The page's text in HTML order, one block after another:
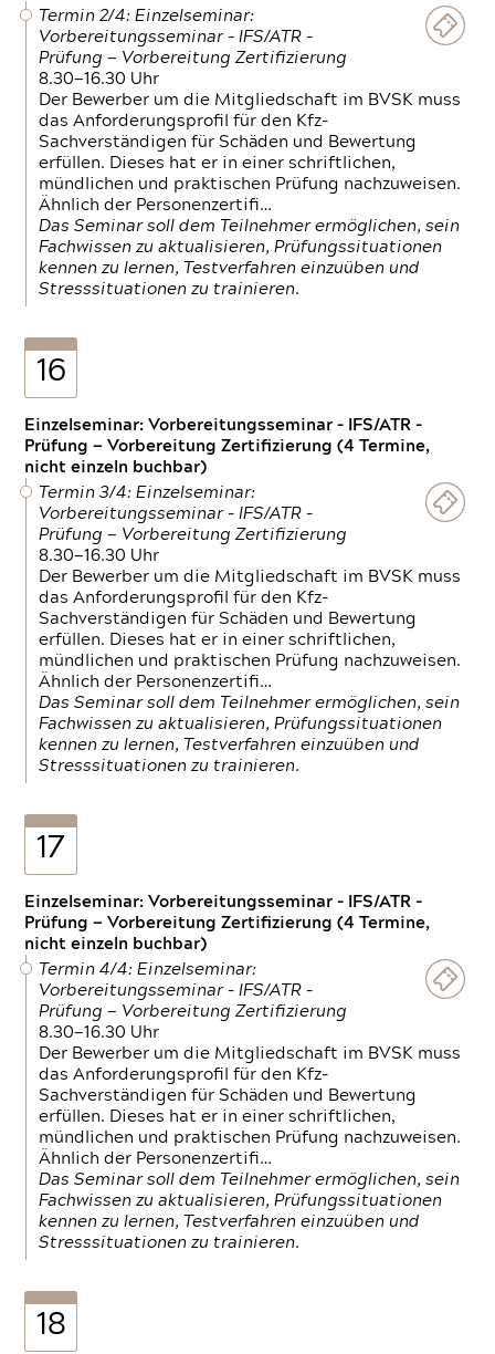
Termin 2/4: Einzelseminar:
Vorbereitungsseminar - IFS/ATR -
Prüfung — Vorbereitung Zertifizierung
8.30—16.30 Uhr
Der Bewerber um die Mitgliedschaft im BVSK muss
das Anforderungsprofil für den Kfz-
Sachverständigen für Schäden und Bewertung
erfüllen. Dieses hat er in einer schriftlichen,
mündlichen und praktischen Prüfung nachzuweisen.
Ähnlich der Personenzertifi…
Das Seminar soll dem Teilnehmer ermöglichen, sein
Fachwissen zu aktualisieren, Prüfungssituationen
kennen zu lernen, Testverfahren einzuüben und
Stresssituationen zu trainieren.
16
Einzelseminar: Vorbereitungsseminar - IFS/ATR -
Prüfung — Vorbereitung Zertifizierung (4 Termine,
nicht einzeln buchbar)
Termin 3/4: Einzelseminar:
Vorbereitungsseminar - IFS/ATR -
Prüfung — Vorbereitung Zertifizierung
8.30—16.30 Uhr
Der Bewerber um die Mitgliedschaft im BVSK muss
das Anforderungsprofil für den Kfz-
Sachverständigen für Schäden und Bewertung
erfüllen. Dieses hat er in einer schriftlichen,
mündlichen und praktischen Prüfung nachzuweisen.
Ähnlich der Personenzertifi…
Das Seminar soll dem Teilnehmer ermöglichen, sein
Fachwissen zu aktualisieren, Prüfungssituationen
kennen zu lernen, Testverfahren einzuüben und
Stresssituationen zu trainieren.
17
Einzelseminar: Vorbereitungsseminar - IFS/ATR -
Prüfung — Vorbereitung Zertifizierung (4 Termine,
nicht einzeln buchbar)
Termin 4/4: Einzelseminar:
Vorbereitungsseminar - IFS/ATR -
Prüfung — Vorbereitung Zertifizierung
8.30—16.30 Uhr
Der Bewerber um die Mitgliedschaft im BVSK muss
das Anforderungsprofil für den Kfz-
Sachverständigen für Schäden und Bewertung
erfüllen. Dieses hat er in einer schriftlichen,
mündlichen und praktischen Prüfung nachzuweisen.
Ähnlich der Personenzertifi…
Das Seminar soll dem Teilnehmer ermöglichen, sein
Fachwissen zu aktualisieren, Prüfungssituationen
kennen zu lernen, Testverfahren einzuüben und
Stresssituationen zu trainieren.
18